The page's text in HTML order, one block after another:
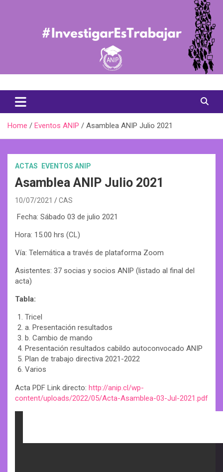
ANIP Chile
Home Eventos ANIP Asamblea ANIP Julio 2021
ACTAS EVENTOS ANIP
Asamblea ANIP Julio 2021
10/07/2021 CAS
Fecha: Sábado 03 de julio 2021
Hora: 15.00 hrs (CL)
Vía: Telemática a través de plataforma Zoom
Asistentes: 37 socias y socios ANIP (listado al final del
acta)
Tabla:
Tricel
a. Presentación resultados
b. Cambio de mando
Presentación resultados cabildo autoconvocado ANIP
Plan de trabajo directiva 2021-2022
Varios
Acta PDF Link directo: http://anip.cl/wp-
content/uploads/2022/05/Acta-Asamblea-03-Jul-2021.pdf